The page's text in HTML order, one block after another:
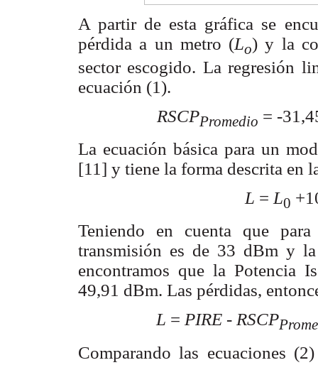
A partir de esta gráfica se
pérdida a un metro (Lo) y la
sector escogido. La regresión
ecuación (1).
RSCPPromedio = -
La ecuación básica para un
[11] y tiene la forma descrita en
L = L0
Teniendo en cuenta que
transmisión es de 33 dBm y
encontramos que la Potencia
49,91 dBm. Las pérdidas,
L = PIRE - RSCP
Comparando las ecuaciones